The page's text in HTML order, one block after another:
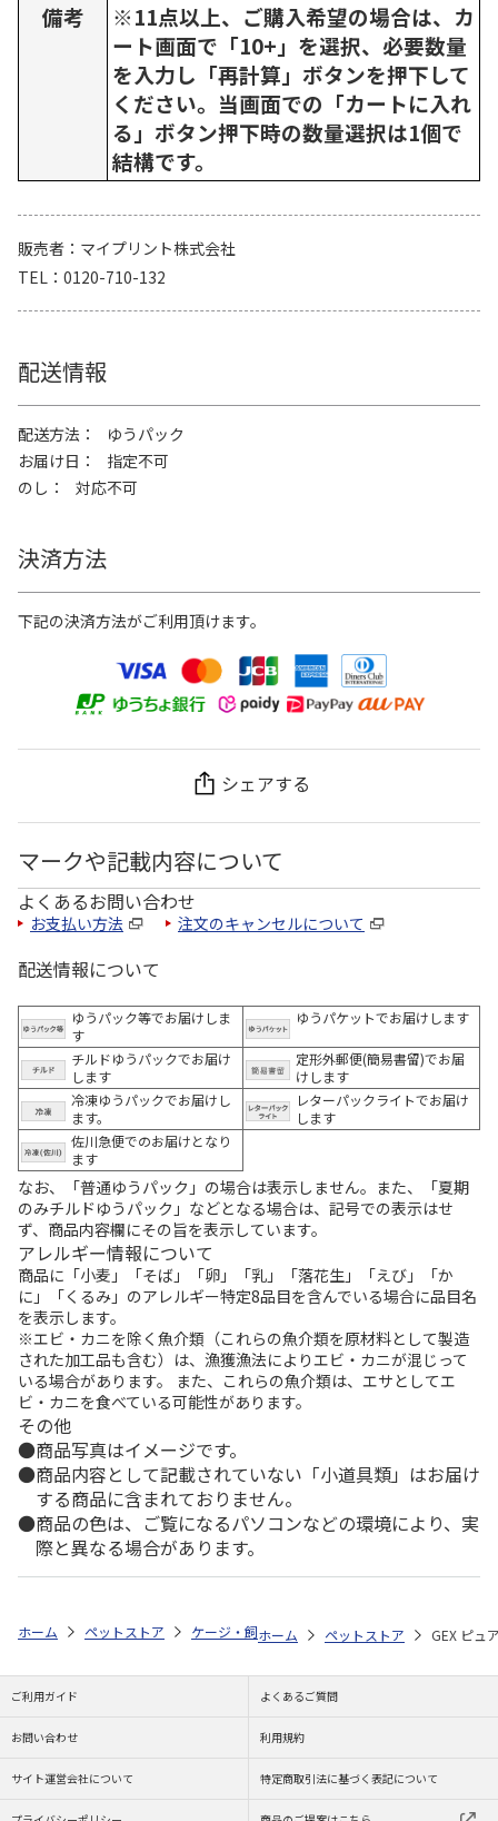
備考
※11点以上、ご購入希望の場合は、カ
ート画面で「10+」を選択、必要数量
を入力し「再計算」ボタンを押下して
ください。当画面での「カートに入れ
る」ボタン押下時の数量選択は1個で
結構です。
販売者
マイプリント株式会社
TEL
0120-710-132
配送情報
配送方法
ゆうパック
お届け日
指定不可
のし
対応不可
決済方法
下記の決済方法がご利用頂けます。
シェアする
マークや記載内容について
よくあるお問い合わせ
お支払い方法 注文のキャンセルについて
配送情報について
ゆうパック等でお届けしま
す
ゆうパケットでお届けします
チルドゆうパックでお届け
します
定形外郵便(簡易書留)でお届
けします
冷凍ゆうパックでお届けし
ます。
レターパックライトでお届け
します
佐川急便でのお届けとなり
ます
なお、「普通ゆうパック」の場合は表示しません。また、「夏期
のみチルドゆうパック」などとなる場合は、記号での表示はせ
ず、商品内容欄にその旨を表示しています。
アレルギー情報について
商品に「小麦」「そば」「卵」「乳」「落花生」「えび」「か
に」「くるみ」のアレルギー特定8品目を含んでいる場合に品目名
を表示します。
※エビ・カニを除く魚介類（これらの魚介類を原材料として製造
された加工品も含む）は、漁獲漁法によりエビ・カニが混じって
いる場合があります。 また、これらの魚介類は、エサとしてエ
ビ・カニを食べている可能性があります。
その他
商品写真はイメージです。
商品内容として記載されていない「小道具類」はお届け
する商品に含まれておりません。
商品の色は、ご覧になるパソコンなどの環境により、実
際と異なる場合があります。
ホーム ペットストア ケージ・飼育その他用品 餌やり・水やり用品
ホーム ペットストア GEX ピュ
ご利用ガイド よくあるご質問
お問い合わせ 利用規約
サイト運営会社について 特定商取引法に基づく表記について